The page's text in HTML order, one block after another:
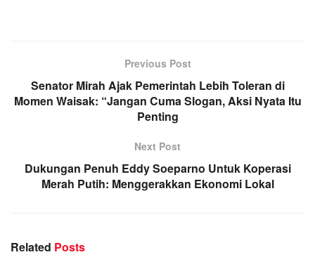
Previous Post
Senator Mirah Ajak Pemerintah Lebih Toleran di
Momen Waisak: “Jangan Cuma Slogan, Aksi Nyata Itu
Penting
Next Post
Dukungan Penuh Eddy Soeparno Untuk Koperasi
Merah Putih: Menggerakkan Ekonomi Lokal
Related Posts